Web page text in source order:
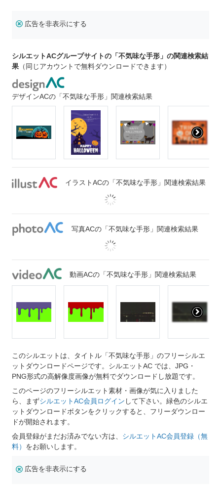
広告を非表示にする
シルエットACグループサイトの「不気味な手形」の関連検索結
果 （同じアカウントで無料ダウンロードできます）
デザインACの「不気味な手形」関連検索結果
イラストACの「不気味な手形」関連検索結果
写真ACの「不気味な手形」関連検索結果
動画ACの「不気味な手形」関連検索結果
このシルエットは、タイトル「不気味な手形」のフリーシルエ
ットダウンロードページです。シルエットAC では、JPG・
PNG形式の高解像度画像が無料でダウンロードし放題です。
このページのフリーシルエット素材・画像が気に入りました
ら、まずシルエットAC会員ログイン して下さい。緑色のシルエ
ットダウンロードボタンをクリックすると、フリーダウンロー
ドが開始されます。
会員登録がまだお済みでない方は、 シルエットAC会員登録（無
料） をお願いします。
広告を非表示にする